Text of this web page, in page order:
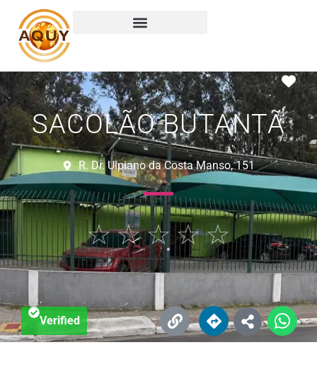
SACOLÃO BUTANTÃ
R. Dr. Ulpiano da Costa Manso, 151
☆☆☆☆☆
Verified